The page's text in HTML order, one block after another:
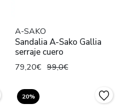
A-SAKO
Sandalia A-Sako Gallia
serraje cuero
79,20€ 99,0€
20%